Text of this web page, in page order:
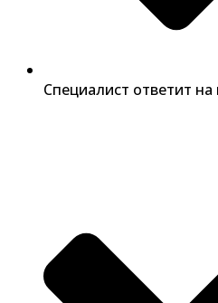
Специалист ответит на